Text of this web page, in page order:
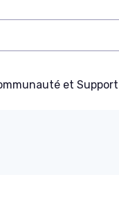
et Support